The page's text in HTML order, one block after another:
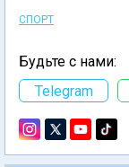
СПОРТ
Будьте с нами:
Telegram